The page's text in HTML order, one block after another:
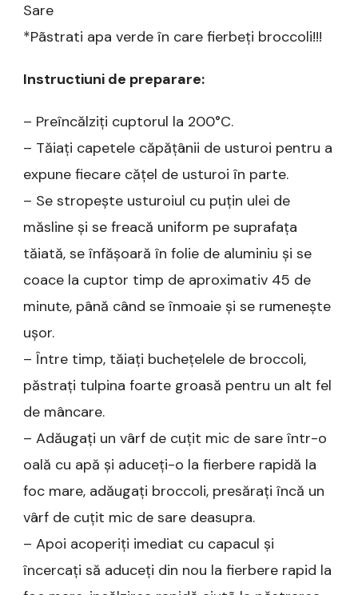
Sare
*Pãstrati apa verde în care fierbeți broccoli!!!
Instructiuni de preparare:
– Preîncălziți cuptorul la 200°C.
– Tăiați capetele căpățânii de usturoi pentru a
expune fiecare cățel de usturoi în parte.
– Se stropește usturoiul cu puțin ulei de
măsline și se freacă uniform pe suprafața
tăiată, se înfășoară în folie de aluminiu și se
coace la cuptor timp de aproximativ 45 de
minute, până când se înmoaie și se rumenește
ușor.
– Între timp, tăiați buchețelele de broccoli,
păstrați tulpina foarte groasă pentru un alt fel
de mâncare.
– Adăugați un vârf de cuțit mic de sare într-o
oală cu apă și aduceți-o la fierbere rapidă la
foc mare, adăugați broccoli, presărați încă un
vârf de cuțit mic de sare deasupra.
– Apoi acoperiți imediat cu capacul și
încercați să aduceți din nou la fierbere rapid la